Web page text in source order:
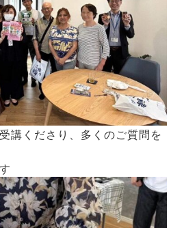
講くださり、多くのご質問を